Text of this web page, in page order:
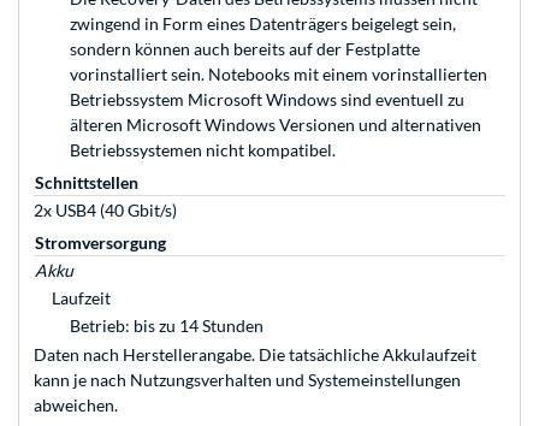
zwingend in Form eines Datenträgers beigelegt sein,
sondern können auch bereits auf der Festplatte
vorinstalliert sein. Notebooks mit einem vorinstallierten
Betriebssystem Microsoft Windows sind eventuell zu
älteren Microsoft Windows Versionen und alternativen
Betriebssystemen nicht kompatibel.
Schnittstellen
2x USB4 (40 Gbit/s)
Stromversorgung
Akku
Laufzeit
Betrieb: bis zu 14 Stunden
Daten nach Herstellerangabe. Die tatsächliche Akkulaufzeit
kann je nach Nutzungsverhalten und Systemeinstellungen
abweichen.